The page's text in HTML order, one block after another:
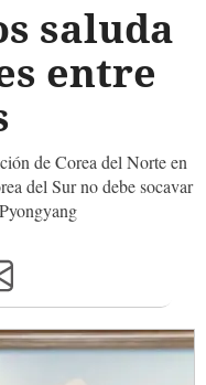
saluda
entre
de Corea del Norte en
del Sur no debe socavar